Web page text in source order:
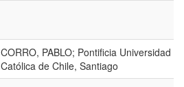
CORRO, PABLO; Pontificia Universidad
Católica de Chile, Santiago